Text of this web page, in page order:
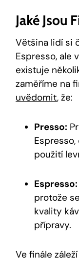
Jaké Jsou
Většina lidí si
Espresso, ale
existuje
zaměříme na
uvědomit, že:
Presso:
použití
Espresso:
protože
kvality
přípravy.
Ve finále